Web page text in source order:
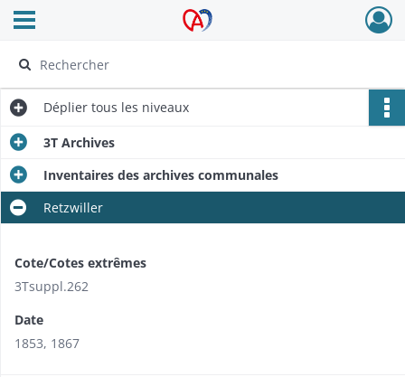
Archives Alsace - Colmar
Ouvrir le menu déroulant
Déplier tous les niveaux
3T Archives
Inventaires des archives communales
Retzwiller
Cote/Cotes extrêmes
3Tsuppl.262
Date
1853, 1867